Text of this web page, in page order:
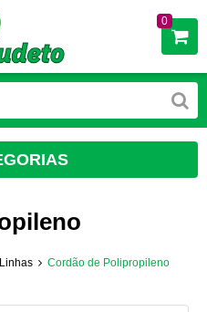
0
Cordão de Polipropileno